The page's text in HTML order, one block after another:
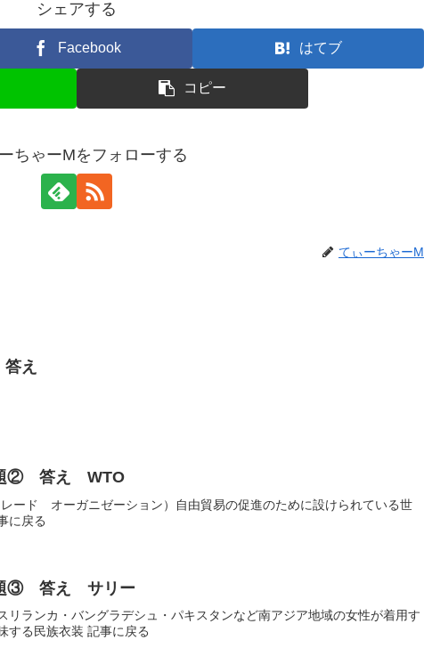
シェアする
Facebook はてブ
コピー
ちゃーMをフォローする
てぃーちゃーM
え
題② 答え WTO
ード オーガニゼーション）自由貿易の促進のために設けられている世
に戻る
題③ 答え サリー
リランカ・バングラデシュ・パキスタンなど南アジア地域の女性が着用す
する民族衣装 記事に戻る